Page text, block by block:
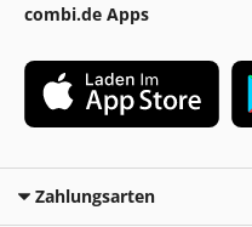
combi.de Apps
Zahlungsarten